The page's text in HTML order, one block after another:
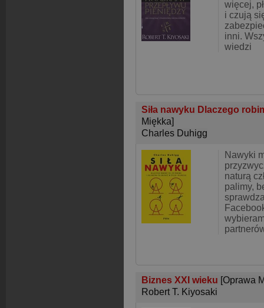
więcej,
i czują
inni.
wiedzi
Siła nawyku Dlaczego
Miękka]
Charles Duhigg
Nawyki
naturą
palimy,
Biznes XXI wieku [Oprawa
Robert T. Kiyosaki